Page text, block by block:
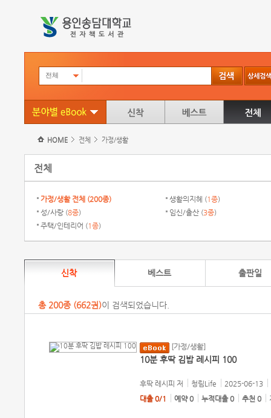
전체
HOME 전체 가정/생활
전체
가정/생활 전체 (200종) 생활의지혜 (1종)
성/사랑 (8종) 임신/출산 (3종)
주택/인테리어 (1종)
신착 베스트 출판일
총 200종 (662권)이 검색되었습니다.
[가정/생활]
10분 후딱 김밥 레시피 100
후딱 레시피 저 청림Life
2025-06-13
대출 0/1
예약 0 누적대출 0 추천 0